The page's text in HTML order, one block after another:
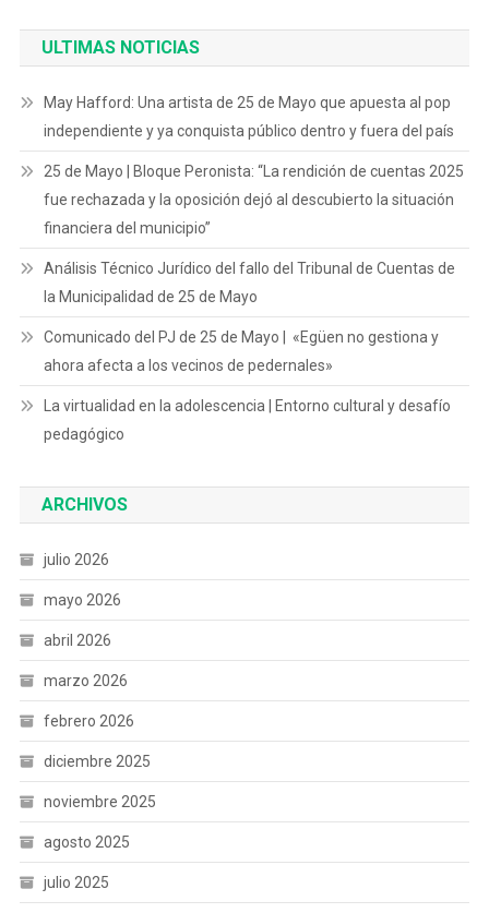
ULTIMAS NOTICIAS
May Hafford: Una artista de 25 de Mayo que apuesta al pop
independiente y ya conquista público dentro y fuera del país
25 de Mayo | Bloque Peronista: “La rendición de cuentas 2025
fue rechazada y la oposición dejó al descubierto la situación
financiera del municipio”
Análisis Técnico Jurídico del fallo del Tribunal de Cuentas de
la Municipalidad de 25 de Mayo
Comunicado del PJ de 25 de Mayo | «Egüen no gestiona y
ahora afecta a los vecinos de pedernales»
La virtualidad en la adolescencia | Entorno cultural y desafío
pedagógico
ARCHIVOS
julio 2026
mayo 2026
abril 2026
marzo 2026
febrero 2026
diciembre 2025
noviembre 2025
agosto 2025
julio 2025